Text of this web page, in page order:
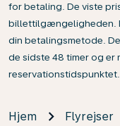
for betaling. De viste
billettilgængeligheden.
din betalingsmetode.
de sidste 48 timer og
reservationstidspunktet.
Hjem Flyrejser